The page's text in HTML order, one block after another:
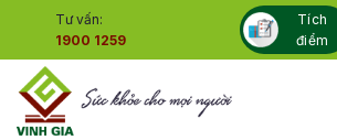
content
Tư vấn:
1900 1259
Tích
điểm